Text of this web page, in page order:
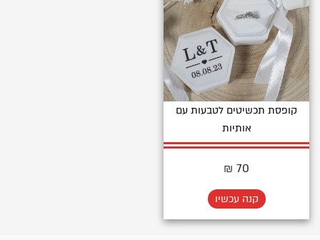
קופסת תכשיטים לטבעות עם
אותיות
70 ₪
קנה עכשיו